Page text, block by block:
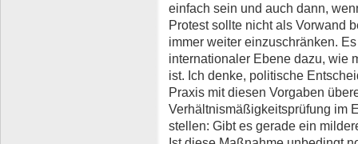
einfach sein und auch dann,
Protest sollte nicht als Vorwand
immer weiter einzuschränken.
internationaler Ebene dazu, wie
ist. Ich denke, politische
Praxis mit diesen Vorgaben
Verhältnismäßigkeitsprüfung im
stellen: Gibt es gerade ein